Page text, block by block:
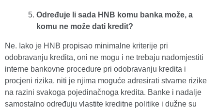
Određuje li sada HNB komu banka može, a
komu ne može dati kredit?
Ne. Iako je HNB propisao minimalne kriterije pri
odobravanju kredita, oni ne mogu i ne trebaju nadomjestiti
interne bankovne procedure pri odobravanju kredita i
procjeni rizika, niti je njima moguće adresirati stvarne rizike
na razini svakoga pojedinačnoga kredita. Banke i nadalje
samostalno određuju vlastite kreditne politike i dužne su